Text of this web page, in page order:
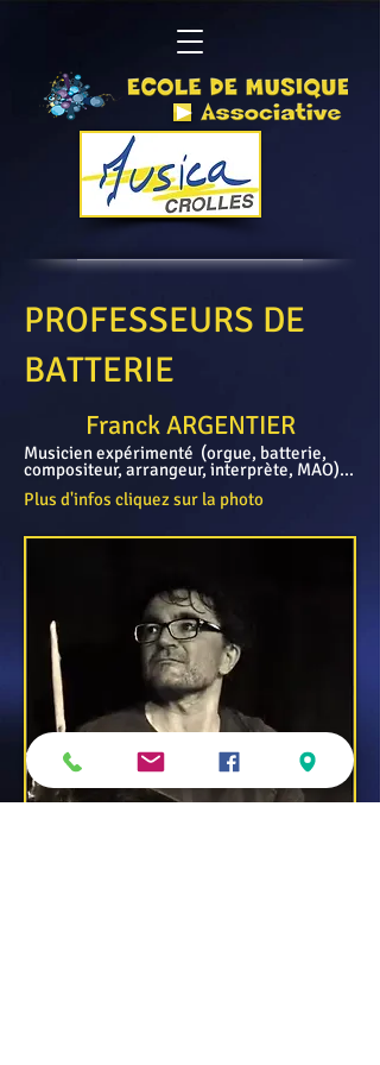
PROFESSEURS DE
BATTERIE
Franck ARGENTIER
Musicien expérimenté (orgue, batterie,
compositeur, arrangeur, interprète, MAO)...
Plus d'infos cliquez sur la photo